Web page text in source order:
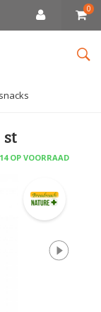
0
st
14 OP VOORRAAD